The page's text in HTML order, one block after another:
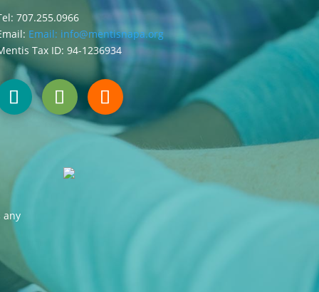
707.255.0966
Email: info@mentisnapa.org
Tax ID: 94-1236934
any